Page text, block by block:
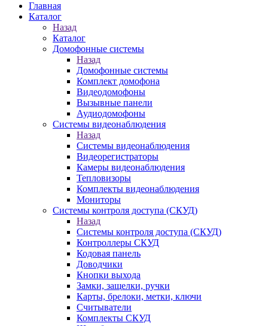
Главная
Каталог
Назад
Каталог
Домофонные системы
Назад
Домофонные системы
Комплект домофона
Видеодомофоны
Вызывные панели
Аудиодомофоны
Системы видеонаблюдения
Назад
Системы видеонаблюдения
Видеорегистраторы
Камеры видеонаблюдения
Тепловизоры
Комплекты видеонаблюдения
Мониторы
Системы контроля доступа (СКУД)
Назад
Системы контроля доступа (СКУД)
Контроллеры СКУД
Кодовая панель
Доводчики
Кнопки выхода
Замки, защелки, ручки
Карты, брелоки, метки, ключи
Считыватели
Комплекты СКУД